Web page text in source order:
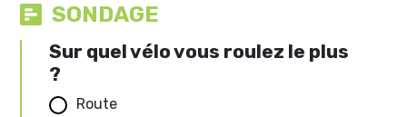
SONDAGE
Sur quel vélo vous roulez le plus
?
Route